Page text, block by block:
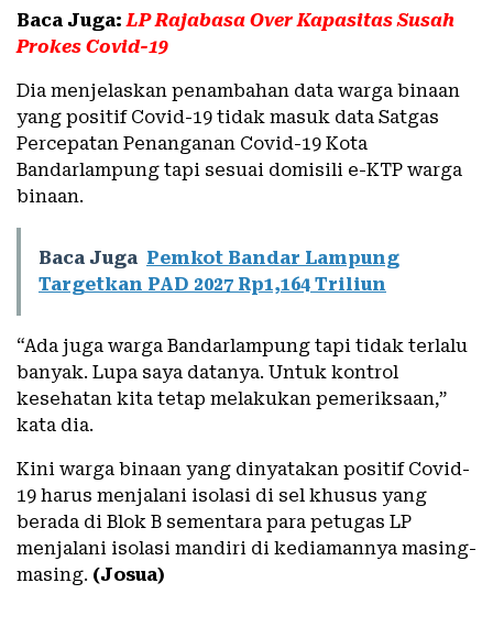
Baca Juga:LP Rajabasa Over Kapasitas Susah
Prokes Covid-19
Dia menjelaskan penambahan data warga binaan
yang positif Covid-19 tidak masuk data Satgas
Percepatan Penanganan Covid-19 Kota
Bandarlampung tapi sesuai domisili e-KTP warga
binaan.
Baca Juga Pemkot Bandar Lampung
Targetkan PAD 2027 Rp1,164 Triliun
“Ada juga warga Bandarlampung tapi tidak terlalu
banyak. Lupa saya datanya. Untuk kontrol
kesehatan kita tetap melakukan pemeriksaan,”
kata dia.
Kini warga binaan yang dinyatakan positif Covid-
19 harus menjalani isolasi di sel khusus yang
berada di Blok B sementara para petugas LP
menjalani isolasi mandiri di kediamannya masing-
masing. (Josua)